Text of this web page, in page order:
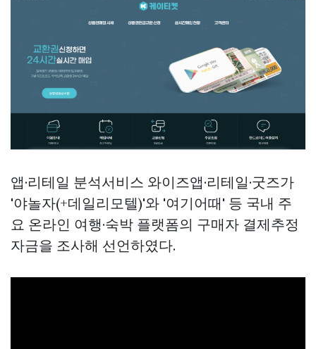
앱·리테일 분석서비스 와이즈앱·리테일·굿즈가
'야놀자(+데일리모텔)'와 '여기어때' 등 국내 주
요 온라인 여행·숙박 플랫폼의 구매자 결제추정
자금을 조사해 선언하였다.